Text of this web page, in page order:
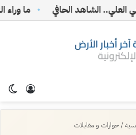
الشاهد الحافي ما وراء
تسجيل
/حوارات و مقابلات